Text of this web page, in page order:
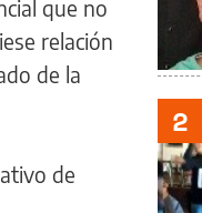
que no
relación
de la
de
2